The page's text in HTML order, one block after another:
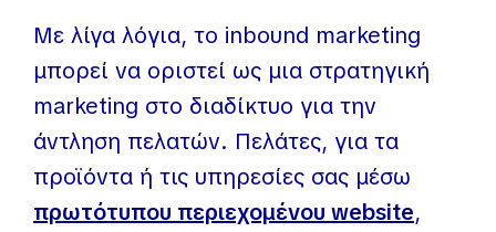
Με λίγα λόγια, το inbound marketing
μπορεί να οριστεί ως μια στρατηγική
marketing στο διαδίκτυο για την
άντληση πελατών. Πελάτες, για τα
προϊόντα ή τις υπηρεσίες σας μέσω
πρωτότυπου περιεχομένου website,